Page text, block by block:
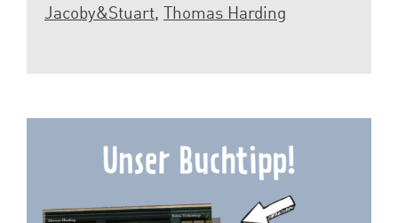
Spenden
Jacoby&Stuart, Thomas Harding